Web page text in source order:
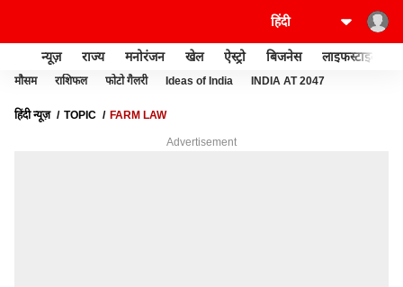
न्यूज़ राज्य मनोरंजन खेल ऐस्ट्रो बिजनेस लाइफस्टाइल
मौसम राशिफल फोटो गैलरी Ideas of India INDIA AT 2047
हिंदी न्यूज़ TOPIC FARM LAW
Advertisement